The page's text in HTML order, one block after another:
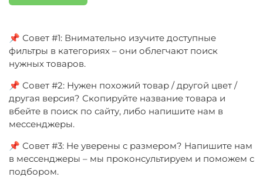
📌 Совет #1: Внимательно изучите доступные
фильтры в категориях – они облегчают поиск
нужных товаров.
📌 Совет #2: Нужен похожий товар / другой цвет /
другая версия? Скопируйте название товара и
вбейте в поиск по сайту, либо напишите нам в
мессенджеры.
📌 Совет #3: Не уверены с размером? Напишите нам
в мессенджеры – мы проконсультируем и поможем с
подбором.